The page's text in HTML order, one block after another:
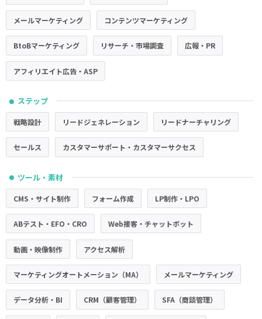
メールマーケティング コンテンツマーケティング
BtoBマーケティング リサーチ・市場調査 広報・PR
アフィリエイト広告・ASP
● ステップ
戦略設計 リードジェネレーション リードナーチャリング
セールス カスタマーサポート・カスタマーサクセス
● ツール・素材
CMS・サイト制作 フォーム作成 LP制作・LPO
ABテスト・EFO・CRO Web接客・チャットボット
動画・映像制作 アクセス解析
マーケティングオートメーション（MA） メールマーケティング
データ分析・BI CRM（顧客管理） SFA（商談管理）